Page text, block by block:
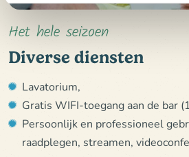
Het hele seizoen
Diverse diensten
Lavatorium,
Gratis WIFI-toegang aan de bar
Persoonlijk en professioneel
raadplegen, streamen,